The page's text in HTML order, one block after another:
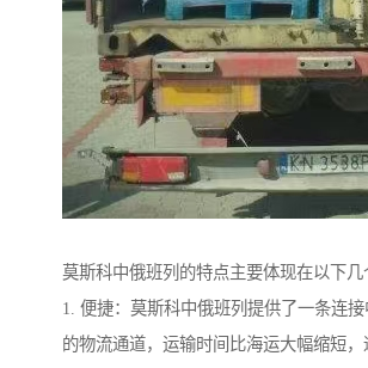
莫斯科中俄班列的特点主要体现在以下几
1. 便捷：莫斯科中俄班列提供了一条连
的物流通道，运输时间比海运大幅缩短，